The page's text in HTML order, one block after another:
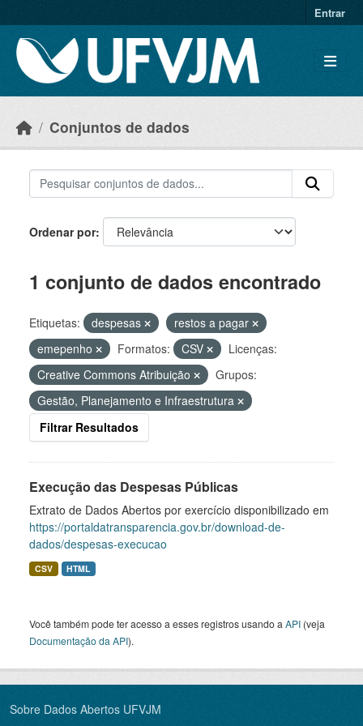
Entrar
Conjuntos de dados
Ordenar por
1 conjunto de dados encontrado
Etiquetas: despesas
restos a pagar
emepenho
Formatos: CSV
Licenças:
Creative Commons Atribuição
Grupos:
Gestão, Planejamento e Infraestrutura
Filtrar Resultados
Execução das Despesas Públicas
Extrato de Dados Abertos por exercício disponibilizado em
https://portaldatransparencia.gov.br/download-de-
dados/despesas-execucao
CSV HTML
Você também pode ter acesso a esses registros usando a API (veja
Documentação da API).
Sobre Dados Abertos UFVJM